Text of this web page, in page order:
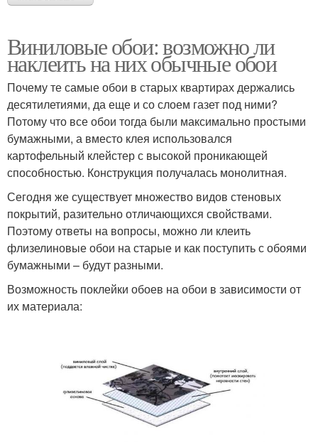
Виниловые обои: возможно ли
наклеить на них обычные обои
Почему те самые обои в старых квартирах держались
десятилетиями, да еще и со слоем газет под ними?
Потому что все обои тогда были максимально простыми
бумажными, а вместо клея использовался
картофельный клейстер с высокой проникающей
способностью. Конструкция получалась монолитная.
Сегодня же существует множество видов стеновых
покрытий, разительно отличающихся свойствами.
Поэтому ответы на вопросы, можно ли клеить
флизелиновые обои на старые и как поступить с обоями
бумажными – будут разными.
Возможность поклейки обоев на обои в зависимости от
их материала: